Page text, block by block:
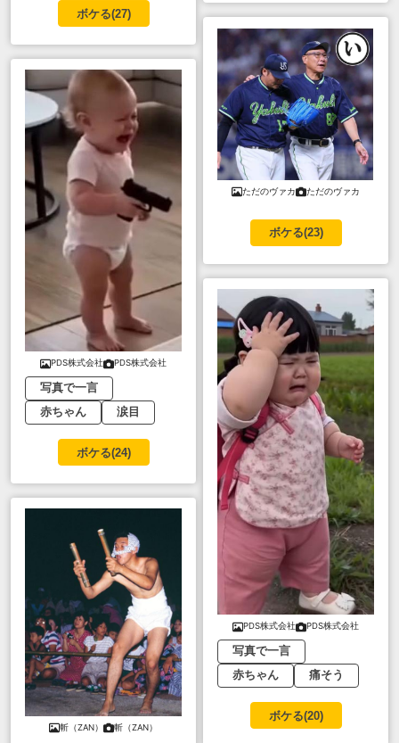
ボケる(27)
PDS株式会社 PDS株式会社
写真で一言
赤ちゃん
涙目
ボケる(24)
斬（ZAN） 斬（ZAN）
ただのヴァカ ただのヴァカ
ボケる(23)
PDS株式会社 PDS株式会社
写真で一言
赤ちゃん
痛そう
ボケる(20)